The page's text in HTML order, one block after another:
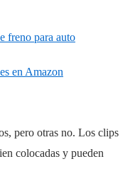
freno para auto
en Amazon
pero otras no. Los clips
colocadas y pueden